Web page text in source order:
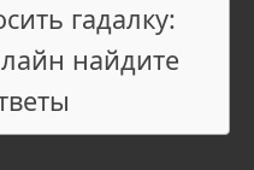
гадалку:
найдите